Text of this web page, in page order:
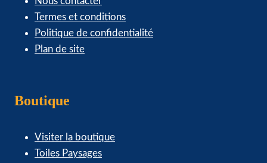
Termes et conditions
Politique de confidentialité
Plan de site
Boutique
Visiter la boutique
Toiles Paysages